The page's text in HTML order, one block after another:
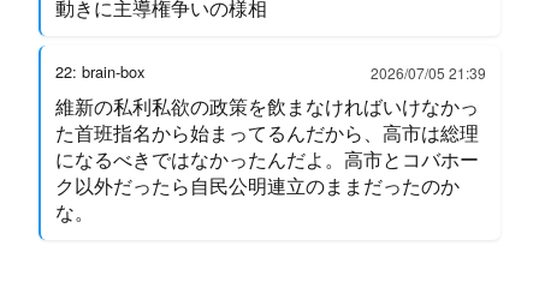
動きに主導権争いの様相
22: brain-box 2026/07/05 21:39
維新の私利私欲の政策を飲まなければいけなかっ
た首班指名から始まってるんだから、高市は総理
になるべきではなかったんだよ。高市とコバホー
ク以外だったら自民公明連立のままだったのか
な。